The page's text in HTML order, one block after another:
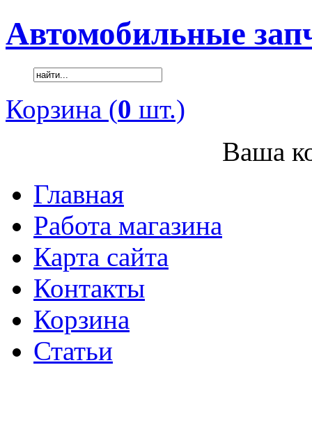
Автомобильные
Корзина (0 шт.)
Ваша
Главная
Работа магазина
Карта сайта
Контакты
Корзина
Статьи